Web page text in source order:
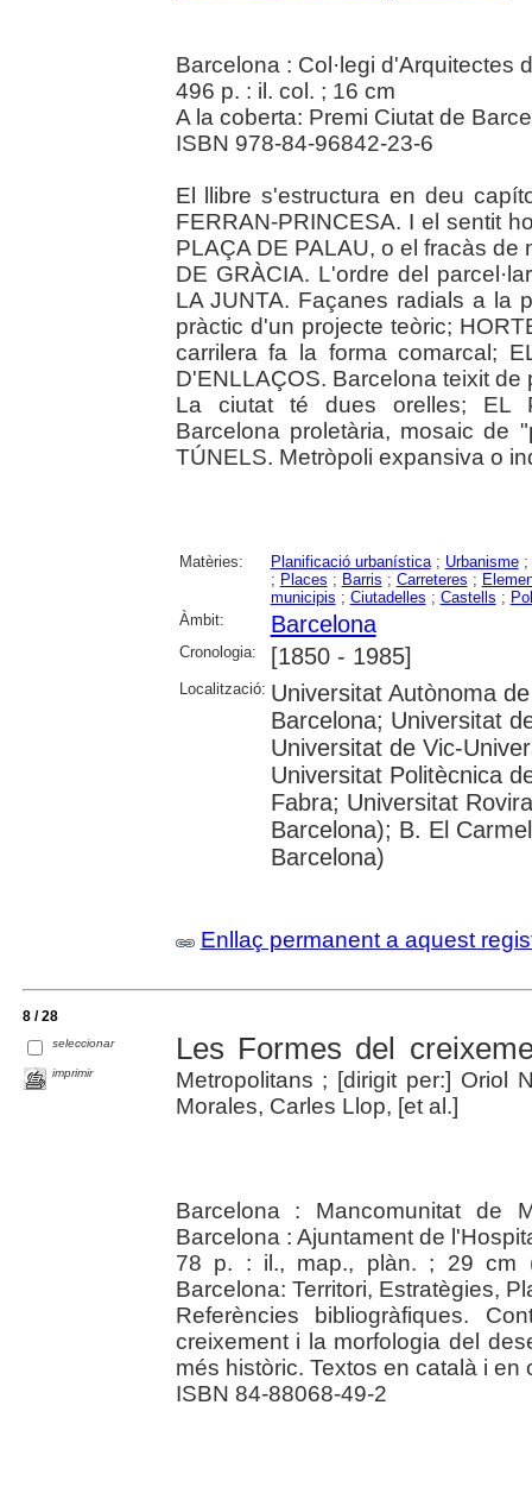
Barcelona : Col·legi d'Arquitectes
496 p. : il. col. ; 16 cm
A la coberta: Premi Ciutat de
ISBN 978-84-96842-23-6
El llibre s'estructura en deu
FERRAN-PRINCESA. I el sentit
PLAÇA DE PALAU, o el fracàs de
DE GRÀCIA. L'ordre del
LA JUNTA. Façanes radials a la
pràctic d'un projecte teòric;
carrilera fa la forma comarcal;
D'ENLLAÇOS. Barcelona teixit de
La ciutat té dues orelles; EL
Barcelona proletària, mosaic de
TÚNELS. Metròpoli expansiva o
Matèries: Planificació urbanística; Urbanisme;
; Places ; Barris ; Carreteres ;
municipis ; Ciutadelles ; Castells ;
Àmbit:
Barcelona
Cronologia: [1850 - 1985]
Localització: Universitat Autònoma
Barcelona; Universitat
Universitat de Vic-
Universitat Politècnica
Fabra; Universitat
Barcelona); B. El
Barcelona)
Enllaç permanent a aquest
8 / 28
seleccionar
imprimir
Les Formes del
Metropolitans ; [dirigit per:] Oriol
Morales, Carles Llop, [et al.]
Barcelona : Mancomunitat de
Barcelona : Ajuntament de
78 p. : il., map., plàn. ; 29 cm
Barcelona: Territori, Estratègies,
Referències bibliogràfiques.
creixement i la morfologia del
més històric. Textos en català i en
ISBN 84-88068-49-2